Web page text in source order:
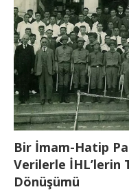
Bir İmam-Hatip
Verilerle İHL’lerin
Dönüşümü